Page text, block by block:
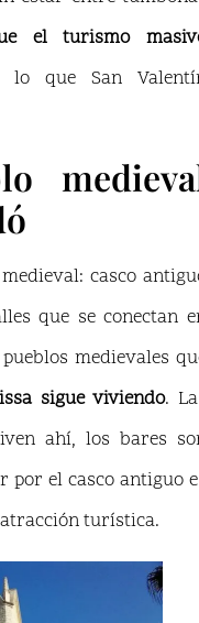
el turismo
que San
casco
que se conectan
medievales
sigue viviendo.
ahí, los bares
por el casco antiguo
turística.